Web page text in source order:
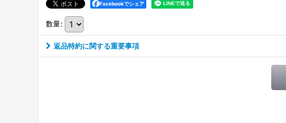
Facebookでシェア
数量:
返品特約に関する重要事項